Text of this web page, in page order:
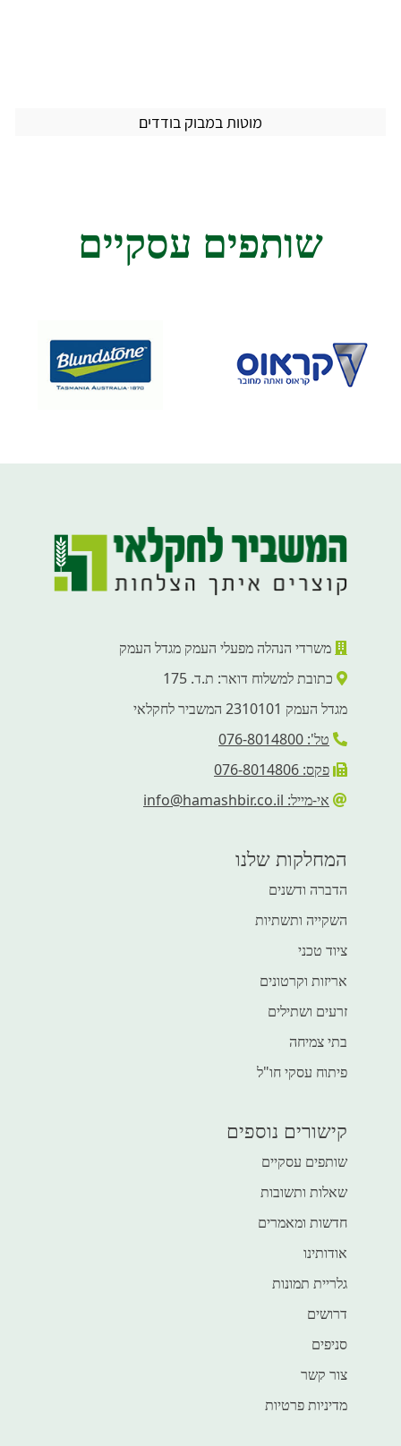
מוטות במבוק בודדים
שותפים עסקיים
משרדי הנהלה מפעלי העמק מגדל העמק
כתובת למשלוח דואר: ת.ד. 175
מגדל העמק 2310101 המשביר לחקלאי
טל': 076-8014800
פקס: 076-8014806
אי-מייל: info@hamashbir.co.il
המחלקות שלנו
הדברה ודשנים
השקייה ותשתיות
ציוד טכני
אריזות וקרטונים
זרעים ושתילים
בתי צמיחה
פיתוח עסקי חו"ל
קישורים נוספים
שותפים עסקיים
שאלות ותשובות
חדשות ומאמרים
אודותינו
גלריית תמונות
דרושים
סניפים
צור קשר
מדיניות פרטיות